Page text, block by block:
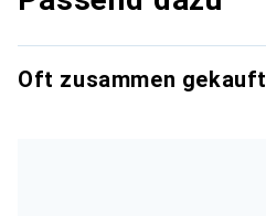
Oft zusammen gekauft